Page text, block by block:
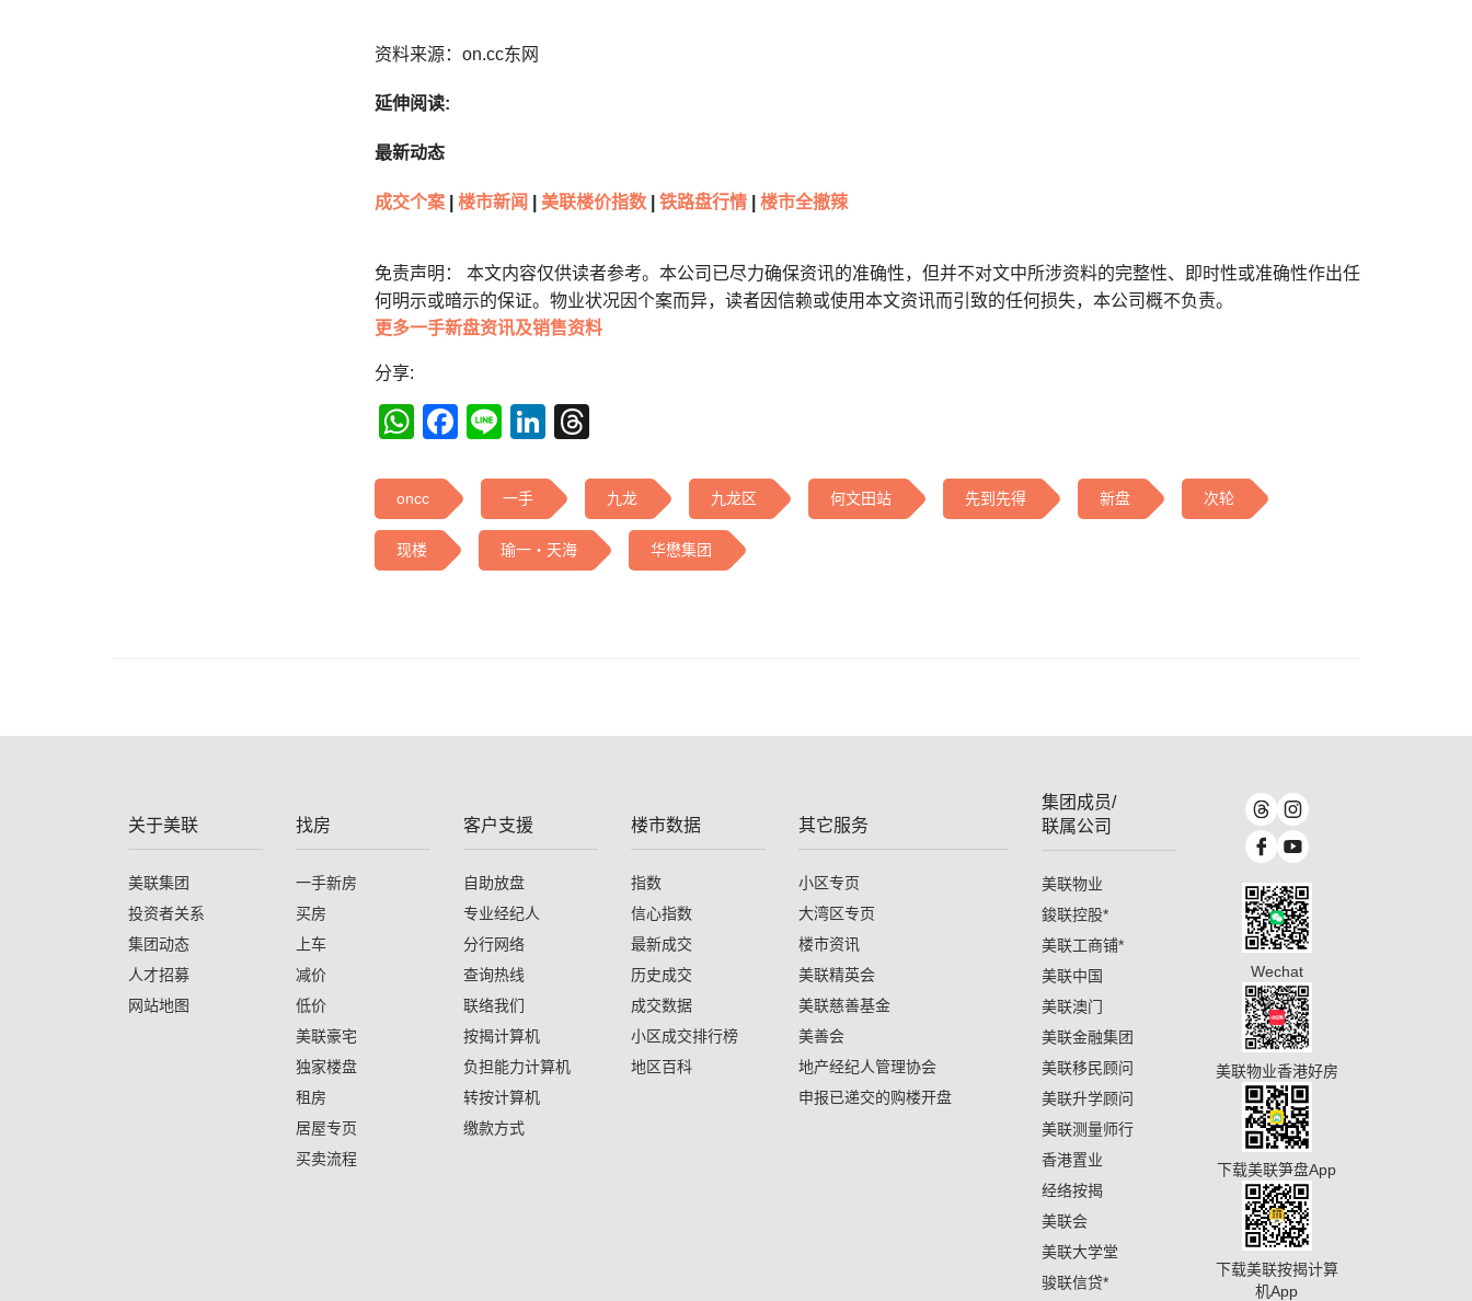
资料来源：on.cc东网
延伸阅读:
最新动态
成交个案 楼市新闻 美联楼价指数 铁路盘行情 楼市全撤辣
免责声明： 本文内容仅供读者参考。本公司已尽力确保资讯的准确性，但并不对文中所涉资料的完整性、即时性或准确性作出任
何明示或暗示的保证。物业状况因个案而异，读者因信赖或使用本文资讯而引致的任何损失，本公司概不负责。
更多一手新盘资讯及销售资料
分享:
WhatsApp
Facebook
LineLinkedIn
oncc 一手 九龙 九龙区 何文田站 先到先得 新盘 次轮
现楼 瑜一‧天海 华懋集团
关于美联
美联集团
投资者关系
集团动态
人才招募
网站地图
找房
一手新房
买房
上车
减价
低价
美联豪宅
独家楼盘
租房
居屋专页
买卖流程
客户支援
自助放盘
专业经纪人
分行网络
查询热线
联络我们
按揭计算机
负担能力计算机
转按计算机
缴款方式
楼市数据
指数
信心指数
最新成交
历史成交
成交数据
小区成交排行榜
地区百科
其它服务
小区专页
大湾区专页
楼市资讯
美联精英会
美联慈善基金
美善会
地产经纪人管理协会
申报已递交的购楼开盘
集团成员/
联属公司
美联物业
鋑联控股*
美联工商铺*
美联中国
美联澳门
美联金融集团
美联移民顾问
美联升学顾问
美联测量师行
香港置业
经络按揭
美联会
美联大学堂
骏联信贷*
Wechat
美联物业香港好房
下载美联笋盘App
下载美联按揭计算
机App